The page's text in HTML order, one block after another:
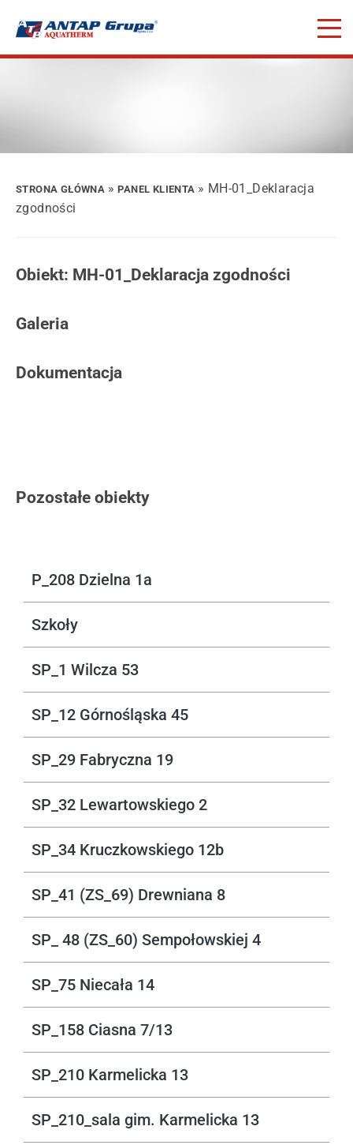
STRONA GŁÓWNA »PANEL KLIENTA » MH-01_Deklaracja
zgodności
Obiekt: MH-01_Deklaracja zgodności
Galeria
Dokumentacja
Pozostałe obiekty
P_208 Dzielna 1a
Szkoły
SP_1 Wilcza 53
SP_12 Górnośląska 45
SP_29 Fabryczna 19
SP_32 Lewartowskiego 2
SP_34 Kruczkowskiego 12b
SP_41 (ZS_69) Drewniana 8
SP_ 48 (ZS_60) Sempołowskiej 4
SP_75 Niecała 14
SP_158 Ciasna 7/13
SP_210 Karmelicka 13
SP_210_sala gim. Karmelicka 13